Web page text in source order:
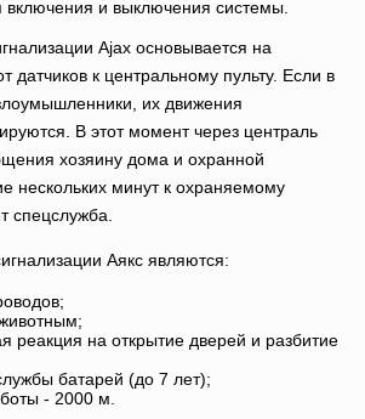
включения и выключения системы.
Ajax основывается на
датчиков к центральному пульту. Если в
их движения
В этот момент через централь
хозяину дома и охранной
нескольких минут к охраняемому
спецслужба.
Аякс являются:
реакция на открытие дверей и разбитие
батарей (до 7 лет);
- 2000 м.